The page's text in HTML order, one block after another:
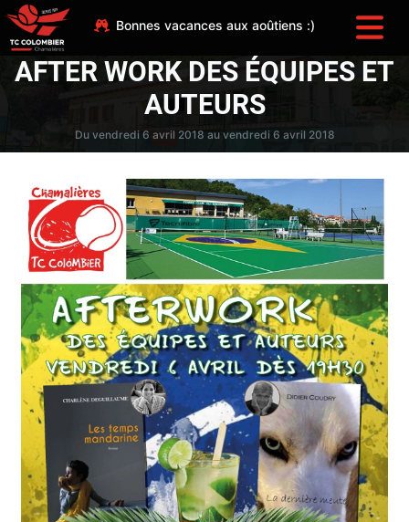
Bonnes vacances aux aoûtiens :)
AFTER WORK DES ÉQUIPES ET
AUTEURS
Du vendredi 6 avril 2018 au vendredi 6 avril 2018